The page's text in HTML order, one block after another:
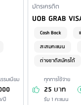
รมเนียม
/ปี
Financial Product
บัตรเครดิต
Credit Card Name
UOB GRAB
Cash Back
สะสมคะแนน
ต่างชาติสมัครได้
ทุกการใช้จ่าย
25 บาท
รับ 1 คะแนน